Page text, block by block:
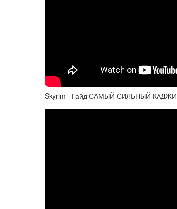
Skyrim - Гайд САМЫЙ СИЛЬНЫЙ КАДЖИТ